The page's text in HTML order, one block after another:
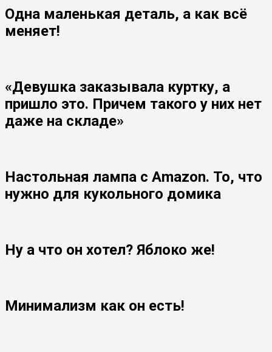
Одна маленькая деталь, а как всё
меняет!
«Девушка заказывала куртку, а
пришло это. Причем такого у них нет
даже на складе»
Настольная лампа с Amazon. То, что
нужно для кукольного домика
Ну а что он хотел? Яблоко же!
Минимализм как он есть!